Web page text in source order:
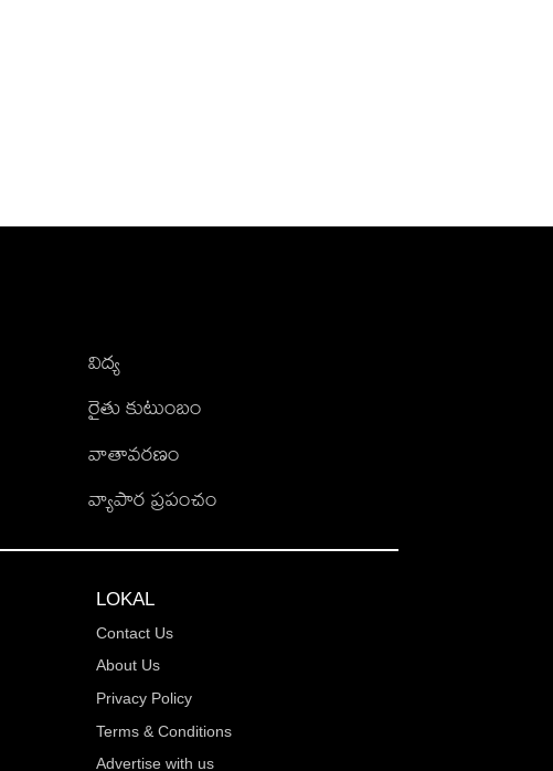
విద్య
రైతు కుటుంబం
వాతావరణం
వ్యాపార ప్రపంచం
LOKAL
Contact Us
About Us
Privacy Policy
Terms & Conditions
Advertise with us